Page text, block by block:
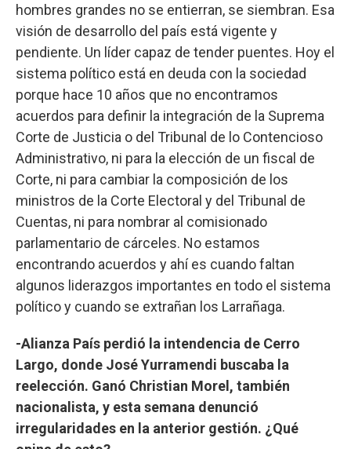
hombres grandes no se entierran, se siembran. Esa
visión de desarrollo del país está vigente y
pendiente. Un líder capaz de tender puentes. Hoy el
sistema político está en deuda con la sociedad
porque hace 10 años que no encontramos
acuerdos para definir la integración de la Suprema
Corte de Justicia o del Tribunal de lo Contencioso
Administrativo, ni para la elección de un fiscal de
Corte, ni para cambiar la composición de los
ministros de la Corte Electoral y del Tribunal de
Cuentas, ni para nombrar al comisionado
parlamentario de cárceles. No estamos
encontrando acuerdos y ahí es cuando faltan
algunos liderazgos importantes en todo el sistema
político y cuando se extrañan los Larrañaga.
-Alianza País perdió la intendencia de Cerro
Largo, donde José Yurramendi buscaba la
reelección. Ganó Christian Morel, también
nacionalista, y esta semana denunció
irregularidades en la anterior gestión. ¿Qué